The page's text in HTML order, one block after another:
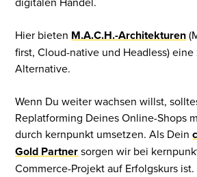
Hier bieten M.A.C.H.-Architekturen
first, Cloud-native und Headless)
Alternative.
Wenn Du weiter wachsen willst,
Replatforming Deines Online-Shops
durch kernpunkt umsetzen. Als Dein
Gold Partnersorgen wir bei
Commerce-Projekt auf Erfolgskurs ist.